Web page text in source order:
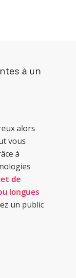
à un
alors
vous
à
de
longues
un public